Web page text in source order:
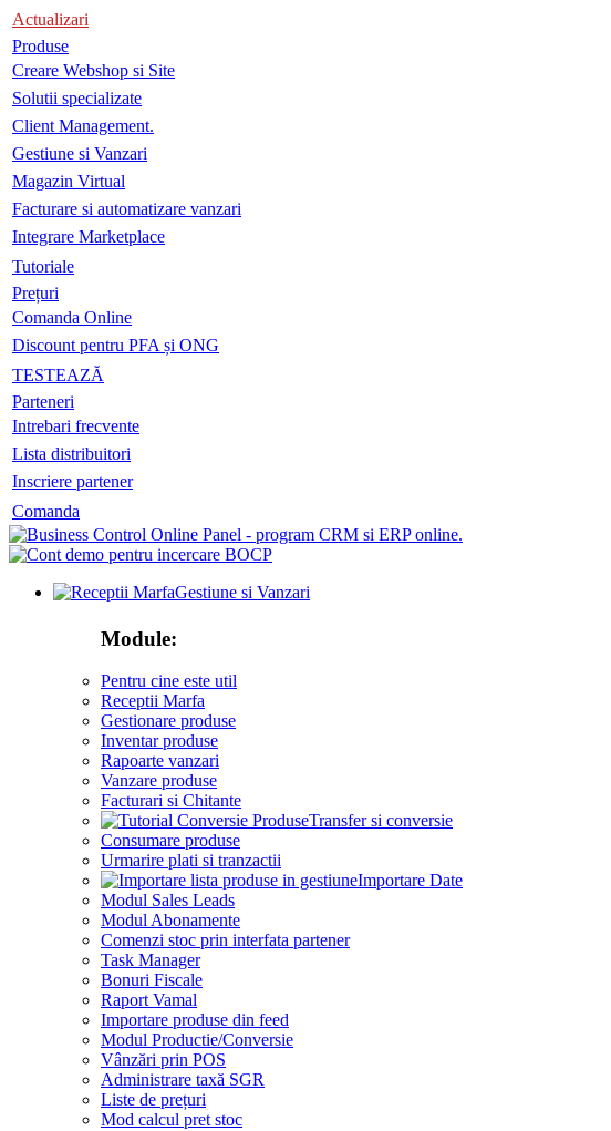
Actualizari
Produse
Creare Webshop si Site
Solutii specializate
Client Management.
Gestiune si Vanzari
Magazin Virtual
Facturare si automatizare vanzari
Integrare Marketplace
Tutoriale
Prețuri
Comanda Online
Discount pentru PFA și ONG
TESTEAZĂ
Parteneri
Intrebari frecvente
Lista distribuitori
Inscriere partener
Comanda
Gestiune si Vanzari
Module:
Pentru cine este util
Receptii Marfa
Gestionare produse
Inventar produse
Rapoarte vanzari
Vanzare produse
Facturari si Chitante
Transfer si conversie
Consumare produse
Urmarire plati si tranzactii
Importare Date
Modul Sales Leads
Modul Abonamente
Comenzi stoc prin interfata partener
Task Manager
Bonuri Fiscale
Raport Vamal
Importare produse din feed
Modul Productie/Conversie
Vânzări prin POS
Administrare taxă SGR
Liste de prețuri
Mod calcul pret stoc